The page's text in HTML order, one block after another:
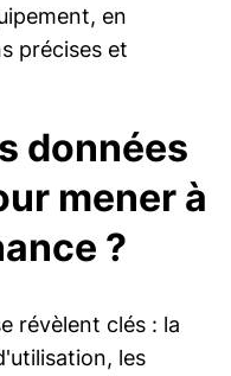
en
précises et
données
mener à
?
révèlent clés : la
les